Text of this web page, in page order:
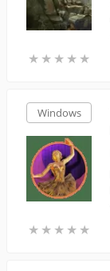
★ ★ ★ ★ ★
★ ★ ★ ★ ★
Windows
★ ★ ★ ★ ★
★ ★ ★ ★ ★